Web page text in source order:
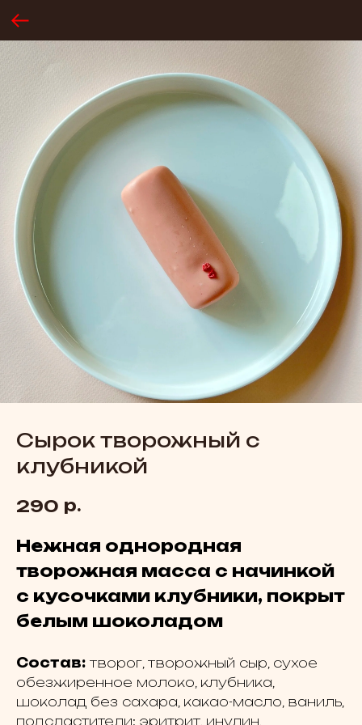
Сырок творожный с
клубникой
290 р.
Нежная однородная
творожная масса с начинкой
с кусочками клубники, покрыт
белым шоколадом
Состав: творог, творожный сыр, сухое
обезжиренное молоко, клубника,
шоколад без сахара, какао-масло, ваниль,
подсластители: эритрит, инулин,